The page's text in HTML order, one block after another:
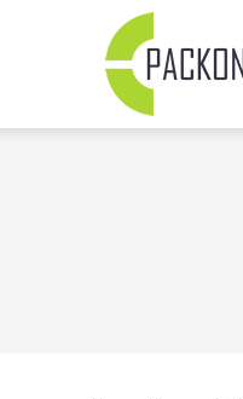
Pack
Online